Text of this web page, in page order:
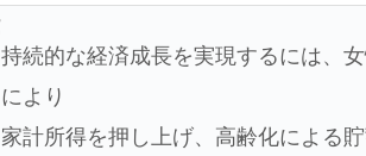
持続的な経済成長を実現するには、
により
家計所得を押し上げ、高齢化による